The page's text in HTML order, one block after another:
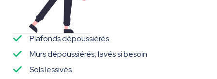
Plafonds dépoussiérés
Murs dépoussiérés, lavés si besoin
Sols lessivés